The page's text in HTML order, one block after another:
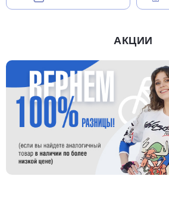
АКЦИИ